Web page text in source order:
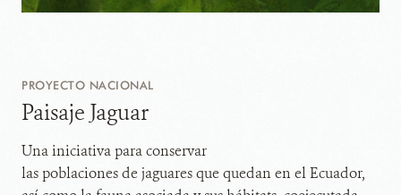
PROYECTO NACIONAL
Paisaje Jaguar
Una iniciativa para conservar
las poblaciones de jaguares que quedan en el Ecuador,